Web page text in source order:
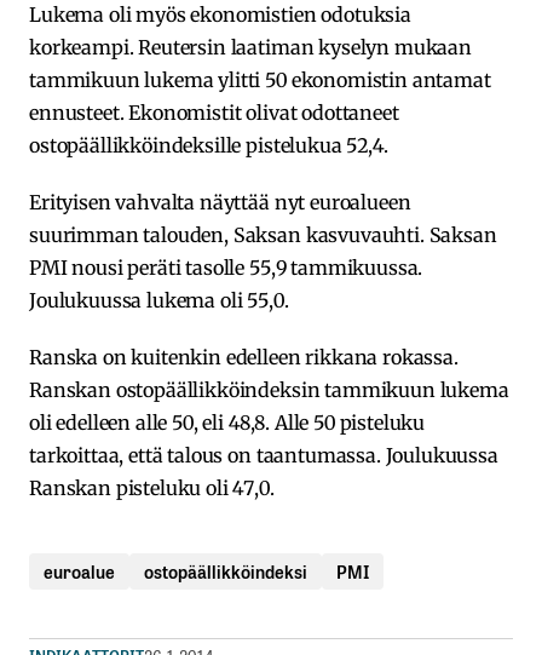
Lukema oli myös ekonomistien odotuksia
korkeampi. Reutersin laatiman kyselyn mukaan
tammikuun lukema ylitti 50 ekonomistin antamat
ennusteet. Ekonomistit olivat odottaneet
ostopäällikköindeksille pistelukua 52,4.
Erityisen vahvalta näyttää nyt euroalueen
suurimman talouden, Saksan kasvuvauhti. Saksan
PMI nousi peräti tasolle 55,9 tammikuussa.
Joulukuussa lukema oli 55,0.
Ranska on kuitenkin edelleen rikkana rokassa.
Ranskan ostopäällikköindeksin tammikuun lukema
oli edelleen alle 50, eli 48,8. Alle 50 pisteluku
tarkoittaa, että talous on taantumassa. Joulukuussa
Ranskan pisteluku oli 47,0.
euroalue ostopäällikköindeksi PMI